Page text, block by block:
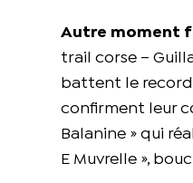
Autre moment
trail corse –
battent le record
confirment leur
Balanine » qui
E Muvrelle »,